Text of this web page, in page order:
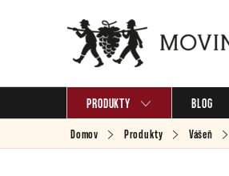
PRODUKTY BLOG
Domov Produkty Vášeň